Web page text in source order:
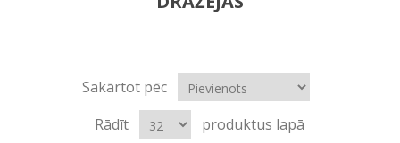
Sakārtot pēc
Rādīt
produktus lapā